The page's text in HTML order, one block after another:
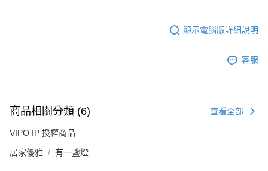
顯示電腦版詳細說明
客服
商品相關分類 (6) 查看全部
VIPO IP 授權商品
居家優雅 有一盞燈